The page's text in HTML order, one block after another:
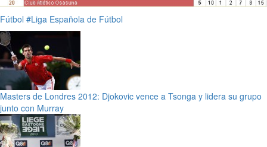
Fútbol #Liga Española de Fútbol
Masters de Londres 2012: Djokovic vence a Tsonga y lidera su grupo
junto con Murray